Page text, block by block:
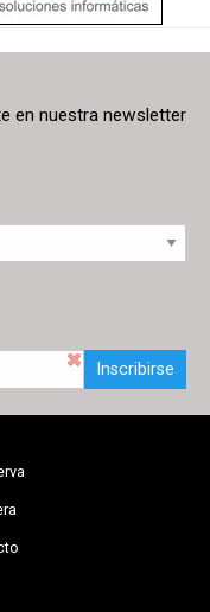
en nuestra newsletter
Inscribirse